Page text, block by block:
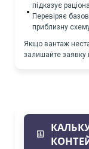
підказує
Перевіряє
приблизну
Якщо вантаж
залишайте заявку